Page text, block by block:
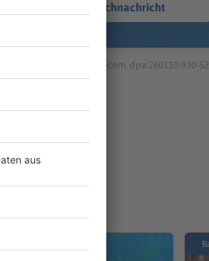
Sprachnachricht
© dpa-infocom, dpa:260110-930-